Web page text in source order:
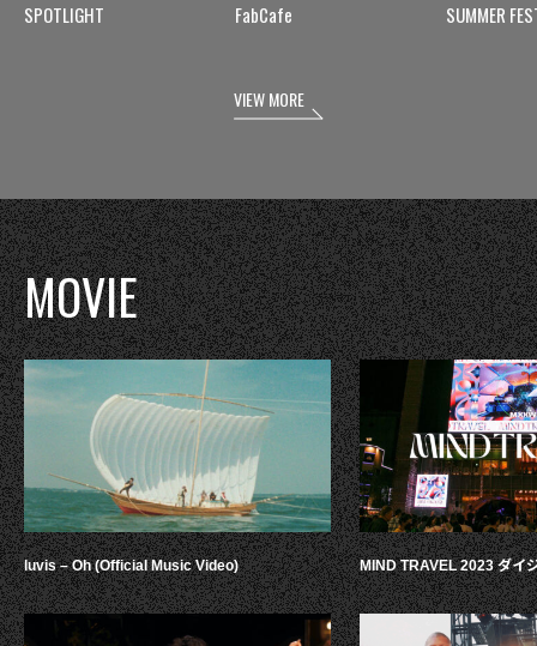
SPOTLIGHT FabCafe SUMMER
VIEW MORE
MOVIE
luvis – Oh (Official Music Video) MIND TRAVEL 2023 ダイ